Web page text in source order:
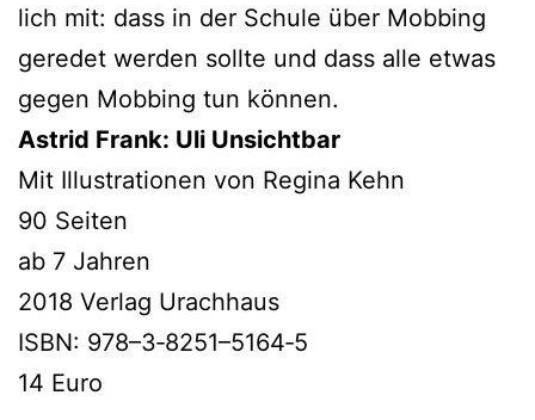
lich mit: dass in der Schule über Mobbing
gere­det wer­den soll­te und dass alle etwas
gegen Mobbing tun können.
Astrid Frank: Uli Unsichtbar
Mit Illustrationen von Regina Kehn
90 Seiten
ab 7 Jahren
2018 Verlag Urachhaus
ISBN: 978–3‑8251–5164‑5
14 Euro